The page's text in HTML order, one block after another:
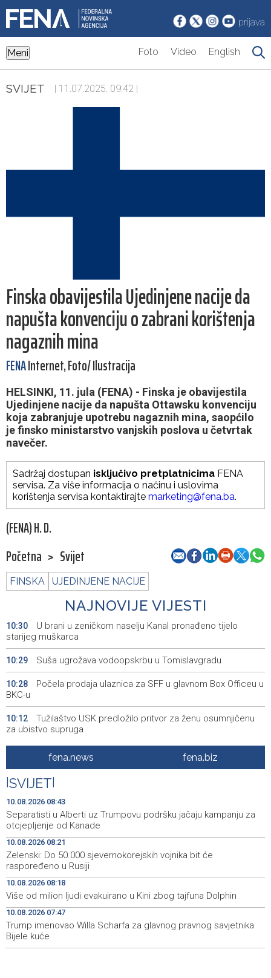
prijava
Meni Foto Video English
SVIJET | 11.07.2025. 09:42 |
Finska obavijestila Ujedinjene nacije da
napušta konvenciju o zabrani korištenja
nagaznih mina
FENAInternet, Foto/ Ilustracija
HELSINKI, 11. jula (FENA) - Finska je obavijestila
Ujedinjene nacije da napušta Ottawsku konvenciju
koja zabranjuje upotrebu nagaznih mina, saopćilo
je finsko ministarstvo vanjskih poslova u četvrtak
navečer.
Sadržaj dostupan isključivo pretplatnicima FENA
servisa. Za više informacija o načinu i uslovima
korištenja servisa kontaktirajte marketing@fena.ba.
(FENA) H. D.
Početna > Svijet
FINSKA UJEDINJENE NACIJE
NAJNOVIJE VIJESTI
10:30
U brani u zeničkom naselju Kanal pronađeno tijelo
starijeg muškarca
10:29 Suša ugrožava vodoopskrbu u Tomislavgradu
10:28
Počela prodaja ulaznica za SFF u glavnom Box Officeu u
BKC-u
10:12
Tužilaštvo USK predložilo pritvor za ženu osumnjičenu
za ubistvo supruga
Saopćenje za javnost PSS
10:02
KCUS i SKB Mostar iskazali interes za suradnju s
transplantacijskim centrima članica Eurotransplanta
09:51
Izdato narandžasto upozorenje zbog visoke
temperature zraka
09:34
Šesta 'Maslenicijada' u Arapuši okupila ljubitelje
tradicionalne kuhinje
09:30
Nakon deset godina u Njemačkoj vratio se u Livno:
"Puno je lakše kada imaš obitelj uz sebe"
09:27
Srbija: Požar u rezervatu prirode Deliblatska pješčara
stavljen pod kontrolu
fena.news fena.biz
SVIJET
10.08.2026 08:43
Separatisti u Alberti uz Trumpovu podršku jačaju kampanju za
otcjepljenje od Kanade
10.08.2026 08:21
Zelenski: Do 50.000 sjevernokorejskih vojnika bit će
raspoređeno u Rusiji
10.08.2026 08:18
Više od milion ljudi evakuirano u Kini zbog tajfuna Dolphin
10.08.2026 07:47
Trump imenovao Willa Scharfa za glavnog pravnog savjetnika
Bijele kuće